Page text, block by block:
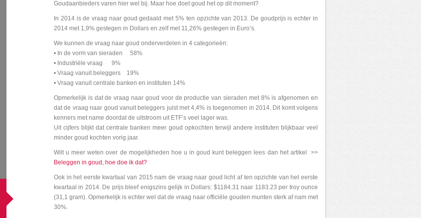
Goudaanbieders varen hier wel bij. Maar hoe doet goud het op dit moment?
In 2014 is de vraag naar goud gedaald met 5% ten opzichte van 2013. De goudprijs is echter in
2014 met 1,9% gestegen in Dollars en zelf met 11,26% gestegen in Euro’s.
We kunnen de vraag naar goud onderverdelen in 4 categorieën:
• In de vorm van sieraden 58%
• Industriële vraag 9%
• Vraag vanuit beleggers 19%
• Vraag vanuit centrale banken en instituten 14%
Opmerkelijk is dat de vraag naar goud voor de productie van sieraden met 8% is afgenomen en
dat de vraag naar goud vanuit beleggers juist met 4,4% is toegenomen in 2014. Dit komt volgens
kenners met name doordat de uitstroom uit ETF’s veel lager was.
Uit cijfers blijkt dat centrale banken meer goud opkochten terwijl andere instituten blijkbaar veel
minder goud kochten vorig jaar.
Wilt u meer weten over de mogelijkheden hoe u in goud kunt beleggen lees dan het artikel >>
Beleggen in goud, hoe doe ik dat?
Ook in het eerste kwartaal van 2015 nam de vraag naar goud licht af ten opzichte van het eerste
kwartaal in 2014. De prijs bleef enigszins gelijk in Dollars: $1184.31 naar 1183.23 per troy ounce
(31,1 gram). Opmerkelijk is echter wel dat de vraag naar officiële gouden munten sterk af nam met
30%.